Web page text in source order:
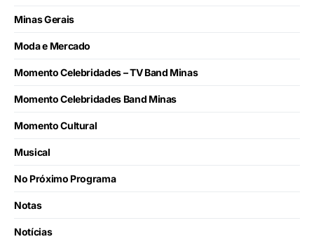
Minas Gerais
Moda e Mercado
Momento Celebridades – TV Band Minas
Momento Celebridades Band Minas
Momento Cultural
Musical
No Próximo Programa
Notas
Notícias